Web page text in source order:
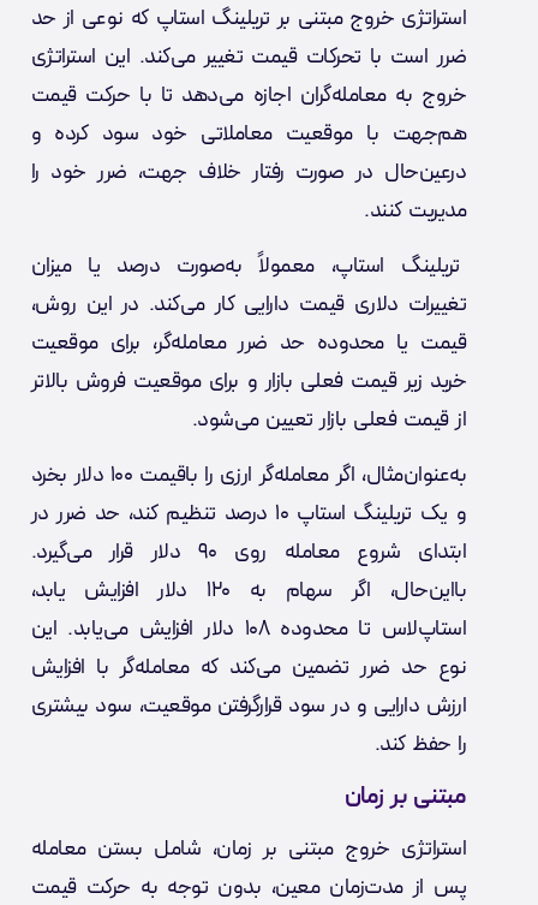
استراتژی خروج مبتنی بر تریلینگ استاپ که نوعی از حد
ضرر است با تحرکات قیمت تغییر می‌کند. این استراتژی
خروج به معامله‌گران اجازه می‌دهد تا با حرکت قیمت
هم‌جهت با موقعیت معاملاتی خود سود کرده و
درعین‌حال در صورت رفتار خلاف جهت، ضرر خود را
مدیریت کنند.
تریلینگ استاپ، معمولاً به‌صورت درصد یا میزان
تغییرات دلاری قیمت دارایی کار می‌کند. در این روش،
قیمت یا محدوده حد ضرر معامله‌گر، برای موقعیت
خرید زیر قیمت فعلی بازار و برای موقعیت فروش بالاتر
از قیمت فعلی بازار تعیین می‌شود.
به‌عنوان‌مثال، اگر معامله‌گر ارزی را باقیمت ۱۰۰ دلار بخرد
و یک تریلینگ استاپ ۱۰ درصد تنظیم کند، حد ضرر در
ابتدای شروع معامله روی ۹۰ دلار قرار می‌گیرد.
بااین‌حال، اگر سهام به ۱۲۰ دلار افزایش یابد،
استاپ‌لاس تا محدوده ۱۰۸ دلار افزایش می‌یابد. این
نوع حد ضرر تضمین می‌کند که معامله‌گر با افزایش
ارزش دارایی و در سود قرارگرفتن موقعیت، سود بیشتری
را حفظ کند.
مبتنی بر زمان
استراتژی خروج مبتنی بر زمان، شامل بستن معامله
پس از مدت‌زمان معین، بدون توجه به حرکت قیمت